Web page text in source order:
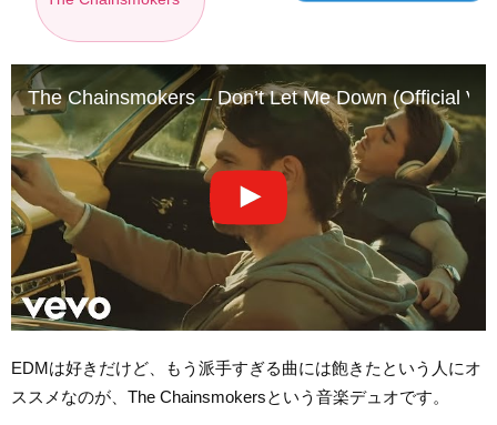
The Chainsmokers – Don’t Let Me Down (Official
EDMは好きだけど、もう派手すぎる曲には飽きたという人にオ
ススメなのが、The Chainsmokersという音楽デュオです。